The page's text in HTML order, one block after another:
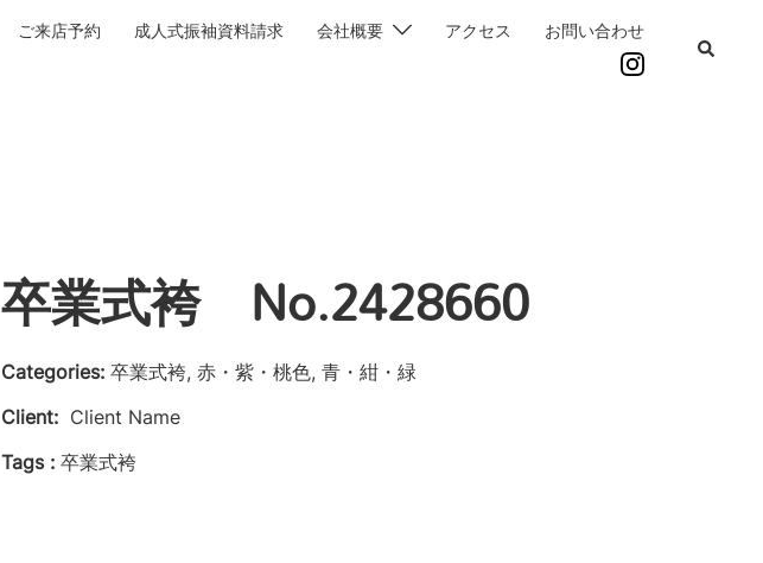
ご来店予約 成人式振袖資料請求 会社概要 アクセス お問い合わせ
卒業式袴 No.2428660
Categories: 卒業式袴, 赤・紫・桃色, 青・紺・緑
Client: Client Name
Tags : 卒業式袴